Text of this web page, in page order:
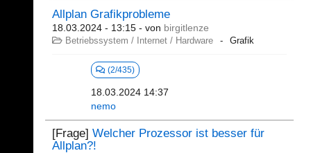
Allplan Grafikprobleme
18.03.2024 - 13:15 - von birgitlenze
Betriebssystem / Internet / Hardware Grafik
(2/435)
18.03.2024 14:37
nemo
[Frage] Welcher Prozessor ist besser für
Allplan?!